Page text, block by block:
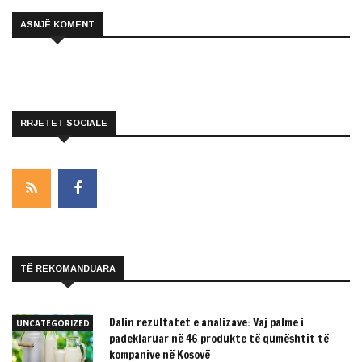
ASNJË KOMENT
RRJETET SOCIALE
TË REKOMANDUARA
UNCATEGORIZED
Dalin rezultatet e analizave: Vaj palme i
padeklaruar në 46 produkte të qumështit të
kompanive në Kosovë